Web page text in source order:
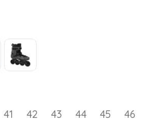
41 42 43 44 45 46